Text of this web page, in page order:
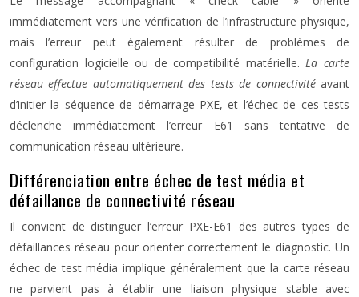
immédiatement vers une vérification de l’infrastructure physique,
mais l’erreur peut également résulter de problèmes de
configuration logicielle ou de compatibilité matérielle.La carte
réseau effectue automatiquement des tests de connectivité avant
d’initier la séquence de démarrage PXE, et l’échec de ces tests
déclenche immédiatement l’erreur E61 sans tentative de
communication réseau ultérieure.
Différenciation entre échec de test média et
défaillance de connectivité réseau
Il convient de distinguer l’erreur PXE-E61 des autres types de
défaillances réseau pour orienter correctement le diagnostic. Un
échec de test média implique généralement que la carte réseau
ne parvient pas à établir une liaison physique stable avec